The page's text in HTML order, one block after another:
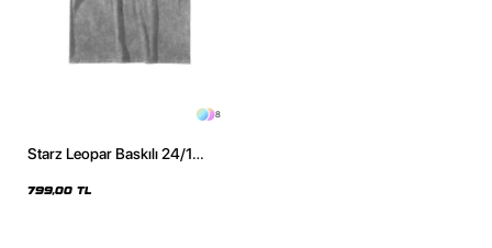
8
Starz Leopar Baskılı 24/1
Beyaz Tshirt
799,00 TL